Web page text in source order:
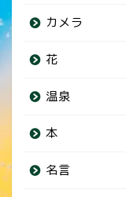
カメラ
花
温泉
本
名言